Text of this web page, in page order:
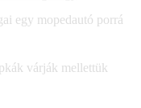
egy mopedautó porrá
várják mellettük